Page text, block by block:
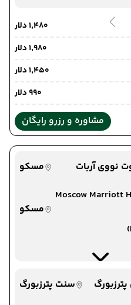
۱٬۴۸۰ دلار
۱٬۹۸۰ دلار
۱٬۴۵۰ دلار
۹۹۰ دلار
مشاوره و رزرو رایگان
نووی آربات
مسکو
Moscow Marriott
مسکو
سنت پترزبورگ